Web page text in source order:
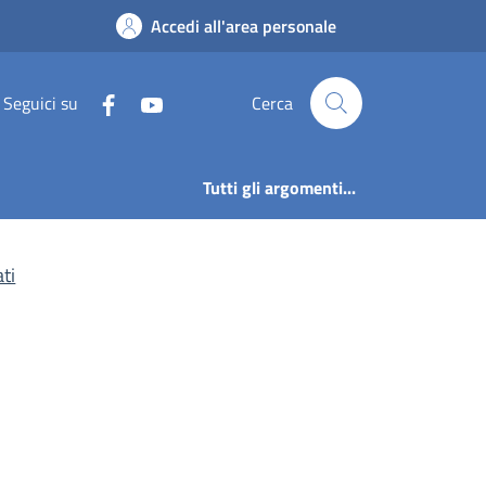
vigilati |
Accedi all'area personale
Seguici su Cerca
Tutti gli argomenti...